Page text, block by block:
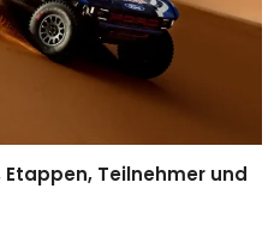
Etappen, Teilnehmer und